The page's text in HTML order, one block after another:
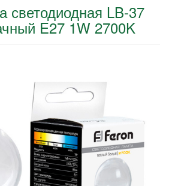
светодиодная LB-37
E27 1W 2700K